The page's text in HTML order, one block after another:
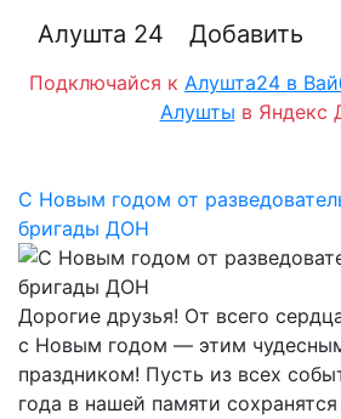
Алушта 24 Добавить
Подключайся к Алушта24 в
Алушты в Яндекс
С Новым годом от
бригады ДОН
Дорогие друзья! От всего
с Новым годом — этим
праздником! Пусть из всех
года в нашей памяти